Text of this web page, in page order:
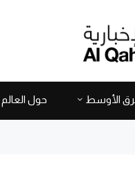
الأوسط حول العالم